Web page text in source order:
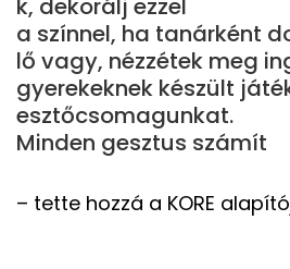
k, dekorálj ezzel
a színnel, ha tanárként
lő vagy, nézzétek meg
gyerekeknek készült
esztőcsomagunkat.
Minden gesztus számít
– tette hozzá a KORE